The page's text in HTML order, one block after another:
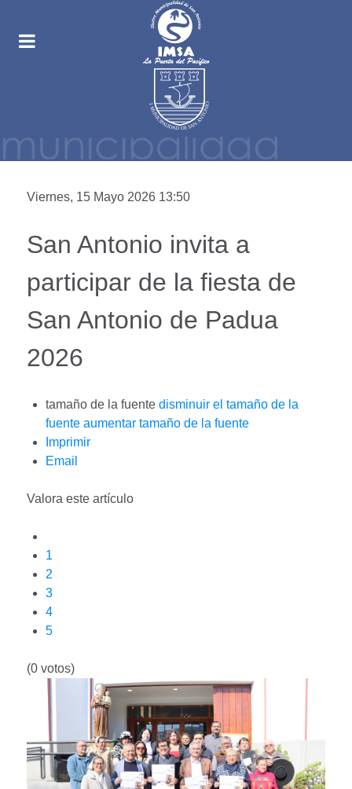
Viernes, 15 Mayo 2026 13:50
San Antonio invita a
participar de la fiesta de
San Antonio de Padua
2026
tamaño de la fuente disminuir el tamaño de la
fuente aumentar tamaño de la fuente
Imprimir
Email
Valora este artículo
1
2
3
4
5
(0 votos)